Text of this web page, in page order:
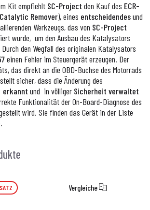
Kitempfiehlt SC-Project den Kauf des ECR-
Remover), eines entscheidendesund
Werkzeugs, das von SC-Project
wurde, um den Ausbau des Katalysators
den Wegfall des originalen Katalysators
einen Fehler im Steuergerät erzeugen. Der
das direkt an die OBD-Buchse des Motorrads
sicher, dass die Änderung des
erkannt und in völliger Sicherheit verwaltet
Funktionalität der On-Board-Diagnose des
wird. Sie finden das Gerät in der Liste
Vergleiche